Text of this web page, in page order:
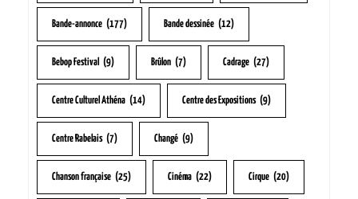
Bande-annonce (177) Bande dessinée (12)
Bebop Festival (9) Brûlon (7) Cadrage (27)
Centre Culturel Athéna (14) Centre des Expositions (9)
Centre Rabelais (7) Changé (9)
Chanson française (25) Cinéma (22) Cirque (20)